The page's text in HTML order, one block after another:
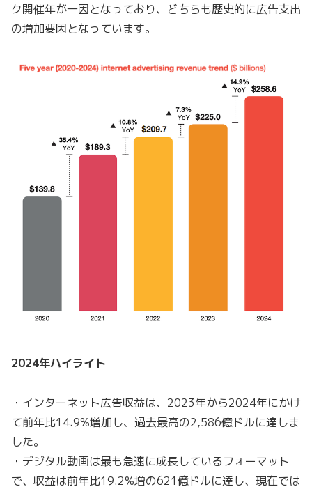
ク開催年が一因となっており、どちらも歴史的に広告支出
の増加要因となっています。
2024年ハイライト
・インターネット広告収益は、2023年から2024年にかけ
て前年比14.9%増加し、過去最高の2,586億ドルに達しま
した。
・デジタル動画は最も急速に成長しているフォーマット
で、収益は前年比19.2%増の621億ドルに達し、現在では